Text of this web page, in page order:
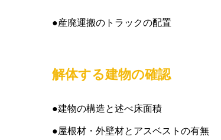
●産廃運搬のトラックの配置
解体する建物の確認
●建物の構造と述べ床面積
●屋根材・外壁材とアスベストの有無